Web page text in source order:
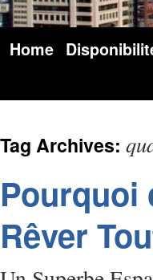
Home
Tag Archives:
Pourquoi
Rêver